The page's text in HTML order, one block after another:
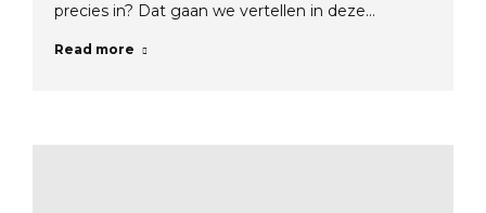
precies in? Dat gaan we vertellen in deze…
Read more